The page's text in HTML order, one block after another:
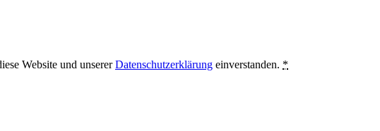
Website und unsererDatenschutzerklärung einverstanden. *